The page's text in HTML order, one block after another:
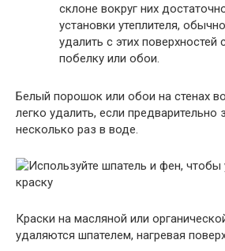
склоне вокруг них
установки утеплителя,
удалить с этих поверхностей
побелку или обои.
Белый порошок или обои на стенах
легко удалить, если предварительно
несколько раз в воде.
Краски на масляной или
удаляются шпателем, нагревая